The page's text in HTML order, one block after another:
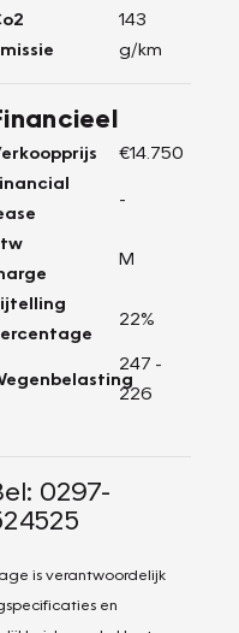
143
g/km
€14.750
-
M
22%
247 -
226
0297-
is verantwoordelijk
en